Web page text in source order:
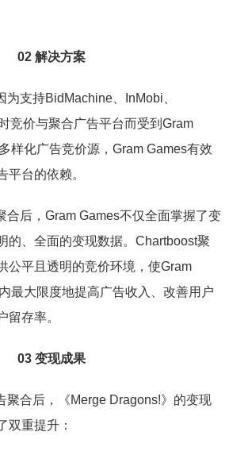
02 解决方案
支持BidMachine、InMobi、
竞价与聚合广告平台而受到Gram
样化广告竞价源，Gram Games有效
平台的依赖。
合后，Gram Games不仅全面掌握了变
的、全面的变现数据。Chartboost聚
公平且透明的竞价环境，使Gram
最大限度地提高广告收入、改善用户
留存率。
03 变现成果
聚合后，《Merge Dragons!》的变现
双重提升：